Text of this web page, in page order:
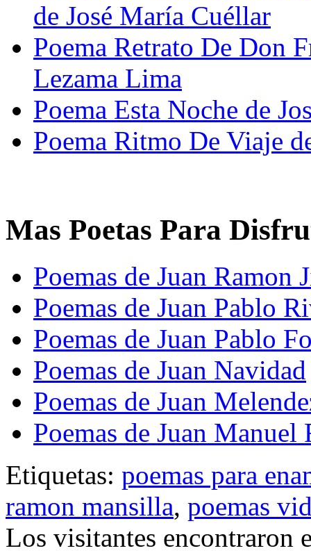
de José María Cuéllar
Poema Retrato De Don
Lezama Lima
Poema Esta Noche de
Poema Ritmo De Viaje
Mas Poetas Para
Poemas de Juan Ramon
Poemas de Juan Pablo
Poemas de Juan Pablo
Poemas de Juan Navidad
Poemas de Juan
Poemas de Juan Manuel
Etiquetas: poemas para
ramon mansilla, poemas
Los visitantes encontraron